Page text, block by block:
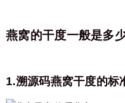
燕窝的干度一般是多
1.溯源码燕窝干度的标